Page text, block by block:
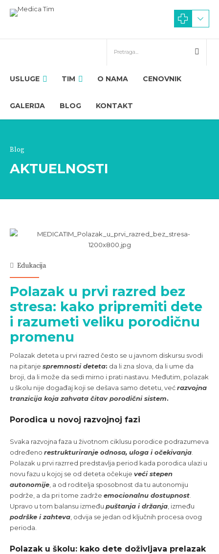
USLUGE TIM O NAMA CENOVNIK
GALERIJA BLOG KONTAKT
Blog
AKTUELNOSTI
Edukacija
Polazak u prvi razred bez
stresa: kako pripremiti dete
i razumeti veliku porodičnu
promenu
Polazak deteta u prvi razred često se u javnom diskursu svodi
na pitanje spremnosti deteta: da li zna slova, da li ume da
broji, da li može da sedi mirno i prati nastavu. Međutim, polazak
u školu nije događaj koji se dešava samo detetu, većrazvojna
tranzicija koja zahvata čitav porodični sistem.
Porodica u novoj razvojnoj fazi
Svaka razvojna faza u životnom ciklusu porodice podrazumeva
određeno restrukturiranje odnosa, uloga i očekivanja
Polazak u prvi razrred predstavlja period kada porodica ulazi u
novu fazu u kojoj se od deteta očekuje veći stepen
autonomije , a od roditelja sposobnost da tu autonomiju
podrže, a da pri tome zadrže emocionalnu dostupnost
Upravo u tom balansu između puštanja i držanja , između
podrške i zahteva , odvija se jedan od ključnih procesa ovog
perioda.
Polazak u školu: kako dete doživljava prelazak